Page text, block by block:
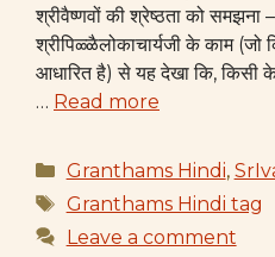
श्रीवैष्णवों की श्रेष्ठता को
श्रीपिळ्ळैलोकाचार्यजी के काम (जो
आधारित है) से यह देखा कि, किसी
… Read more
Categories
Granthams Hindi,
Tags
Granthams Hindi tag
Leave a comment